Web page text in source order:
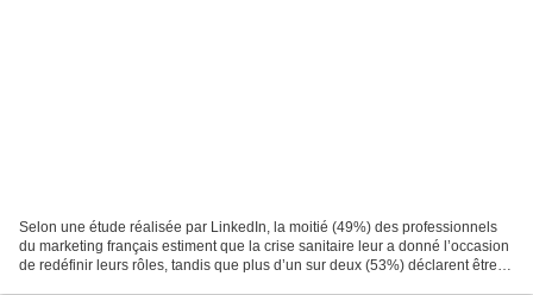
Selon une étude réalisée par LinkedIn, la moitié (49%) des professionnels
du marketing français estiment que la crise sanitaire leur a donné l’occasion
de redéfinir leurs rôles, tandis que plus d’un sur deux (53%) déclarent être